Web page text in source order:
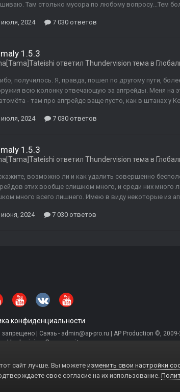
Там столько мусора по любому вопросу...Тем
июля, 2024 7 030 ответов
1.5.3
ответил Thundervision тема в
получилось. Я, правда, пошел по другому пути,
всю колонку отвечающую за апгрейды. Меня на
- там про апгрейдс ваще пусто, как в штанах у
июля, 2024 7 030 ответов
1.5.3
ответил Thundervision тема в
возможно ли и как удалить совершенно
этих вообще слишком много, и среди них много
много всего лишнего. Имею в виду некоторые из
июня, 2024 7 030 ответов
конфиденциальности
| Связь - admin@ap-pro.ru | AP Production ©, 2009-
by Invision Community
сайт лучше. Вы можете изменить свои настройки
свое согласие на их использование.